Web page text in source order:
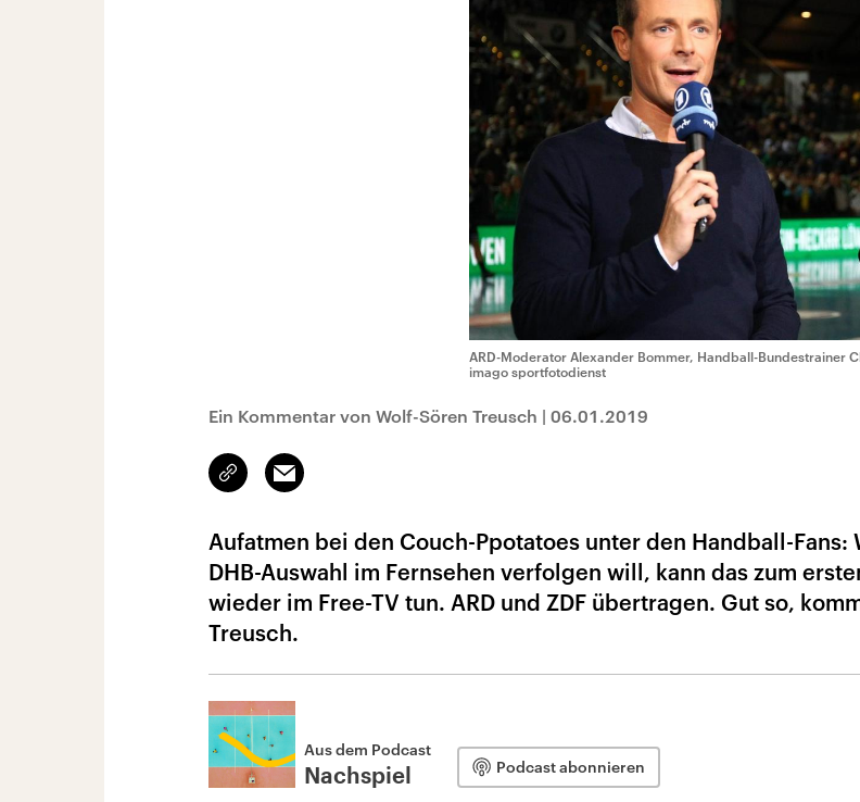
ARD-Moderator Alexander Bommer, Handball-Bundestrainer
imago sportfotodienst
Ein Kommentar von Wolf-Sören Treusch | 06.01.2019
Link
kopieren/teilen
Email
Aufatmen bei den Couch-Ppotatoes unter den Handball-Fans:
DHB-Auswahl im Fernsehen verfolgen will, kann das zum
wieder im Free-TV tun. ARD und ZDF übertragen. Gut so,
Treusch.
Aus dem Podcast
Nachspiel Podcast abonnieren